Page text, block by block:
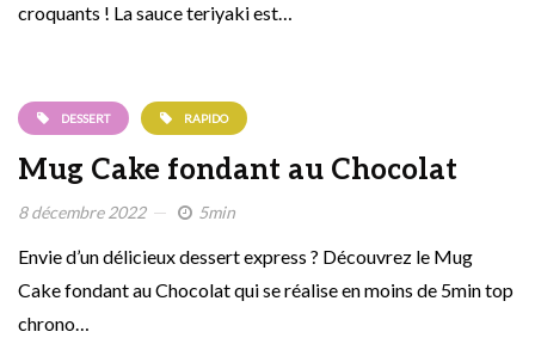
croquants ! La sauce teriyaki est…
DESSERT RAPIDO
Mug Cake fondant au Chocolat
8 décembre 2022 5min
Envie d’un délicieux dessert express ? Découvrez le Mug
Cake fondant au Chocolat qui se réalise en moins de 5min top
chrono…